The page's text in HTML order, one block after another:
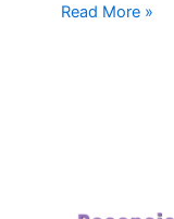
Read More »